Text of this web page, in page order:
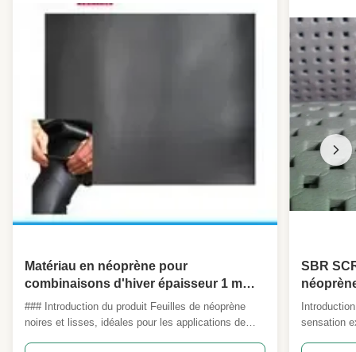
Matériau en néoprène pour
combinaisons d'hiver épaisseur 1 mm-
50 mm
### Introduction du produit Feuilles de néoprène
noires et lisses, idéales pour les applications de
SBR
sensation